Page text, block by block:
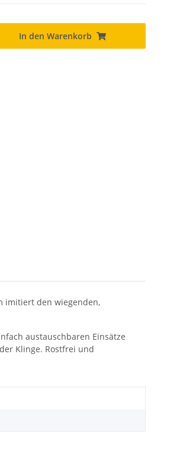
In den Warenkorb
imitiert den wiegenden,
austauschbaren Einsätze
Klinge. Rostfrei und